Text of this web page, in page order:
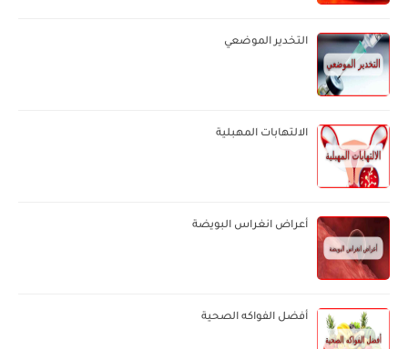
التخدير الموضعي
الالتهابات المهبلية
أعراض انغراس البويضة
أفضل الفواكه الصحية